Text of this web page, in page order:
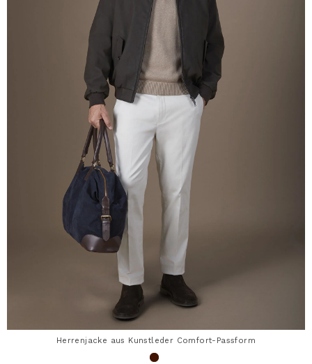
Herrenjacke aus Kunstleder Comfort-Passform